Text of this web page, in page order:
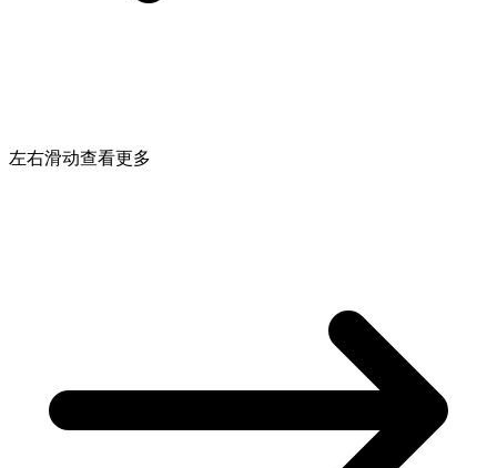
左右滑动查看更多